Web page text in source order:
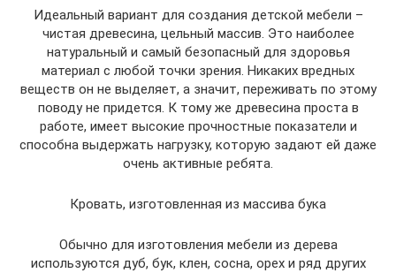
Идеальный вариант для создания детской мебели –
чистая древесина, цельный массив. Это наиболее
натуральный и самый безопасный для здоровья
материал с любой точки зрения. Никаких вредных
веществ он не выделяет, а значит, переживать по этому
поводу не придется. К тому же древесина проста в
работе, имеет высокие прочностные показатели и
способна выдержать нагрузку, которую задают ей даже
очень активные ребята.
Кровать, изготовленная из массива бука
Обычно для изготовления мебели из дерева
используются дуб, бук, клен, сосна, орех и ряд других